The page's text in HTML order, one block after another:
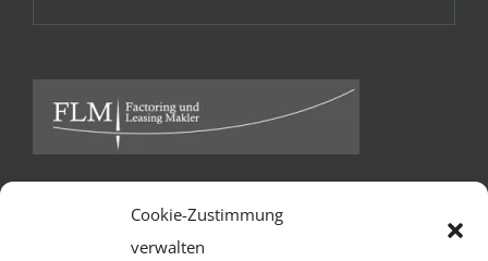
Cookie-Zustimmung
verwalten